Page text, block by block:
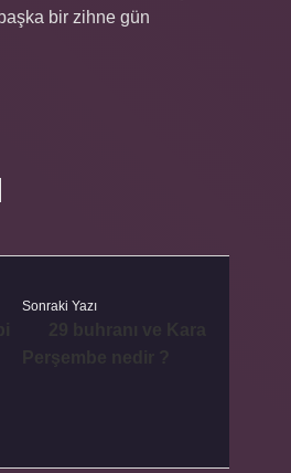
bir zihne gün
Sonraki Yazı